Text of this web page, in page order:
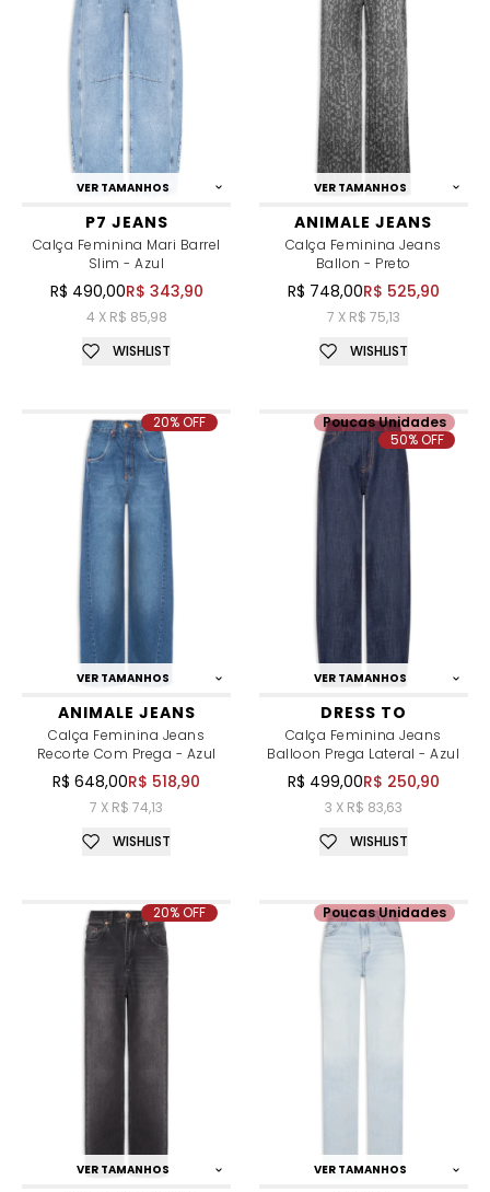
VER TAMANHOS
P7 JEANS
Calça Feminina Mari Barrel
Slim - Azul
R$ 490,00R$ 343,90
4 X R$ 85,98
WISHLIST
VER TAMANHOS
ANIMALE JEANS
Calça Feminina Jeans
Ballon - Preto
R$ 748,00R$ 525,90
7 X R$ 75,13
WISHLIST
VER TAMANHOS
ANIMALE JEANS
Calça Feminina Jeans
Recorte Com Prega - Azul
R$ 648,00R$ 518,90
7 X R$ 74,13
20% OFF
WISHLIST
VER TAMANHOS
DRESS TO
Calça Feminina Jeans
Balloon Prega Lateral - Azul
R$ 499,00R$ 250,90
3 X R$ 83,63
Poucas Unidades
50% OFF
WISHLIST
VER TAMANHOS
20% OFF
VER TAMANHOS
Poucas Unidades